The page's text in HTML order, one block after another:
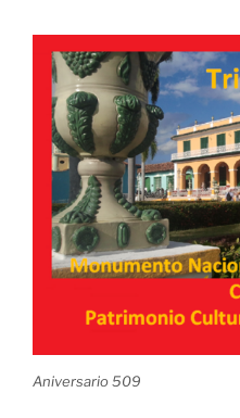
Aniversario 509